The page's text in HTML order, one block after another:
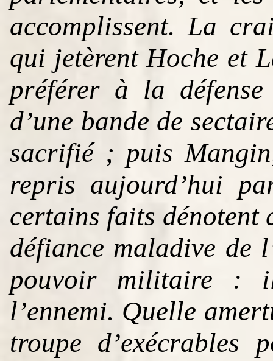
accomplissent. La
qui jetèrent Hoche et
préférer à la
d’une bande de
sacrifié ; puis
repris aujourd’hui
certains faits dénotent
défiance maladive de
pouvoir militaire :
l’ennemi. Quelle
troupe